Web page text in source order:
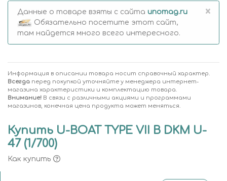
Данные о товаре взяты с сайта unomag.ru
Обязательно посетите этот сайт,
там найдется много всего интересного.
×
Информация в описании товара носит справочный характер.
Всегда перед покупкой уточняйте у менеджера интернет-
магазина характеристики и комплектацию товара.
Внимание! В связи с различными акциями и программами
магазинов, конечная цена продукта может меняться.
Купить U-BOAT TYPE VII B DKM U-
47 (1/700)
Как купить